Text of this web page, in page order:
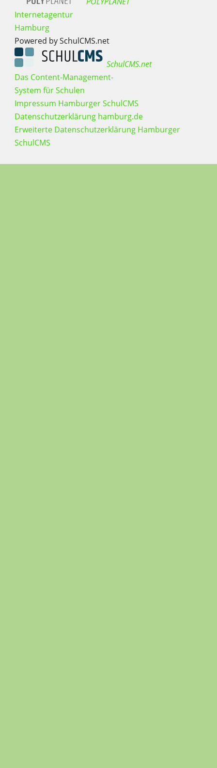
Internetagentur
Hamburg
Powered by SchulCMS.net
SchulCMS.net
Das Content-Management-
System für Schulen
Impressum Hamburger SchulCMS
Datenschutzerklärung hamburg.de
Erweiterte Datenschutzerklärung Hamburger
SchulCMS